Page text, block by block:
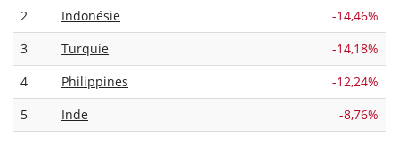
2
Indonésie
-14,46%
3
Turquie
-14,18%
4
Philippines
-12,24%
5
Inde -8,76%